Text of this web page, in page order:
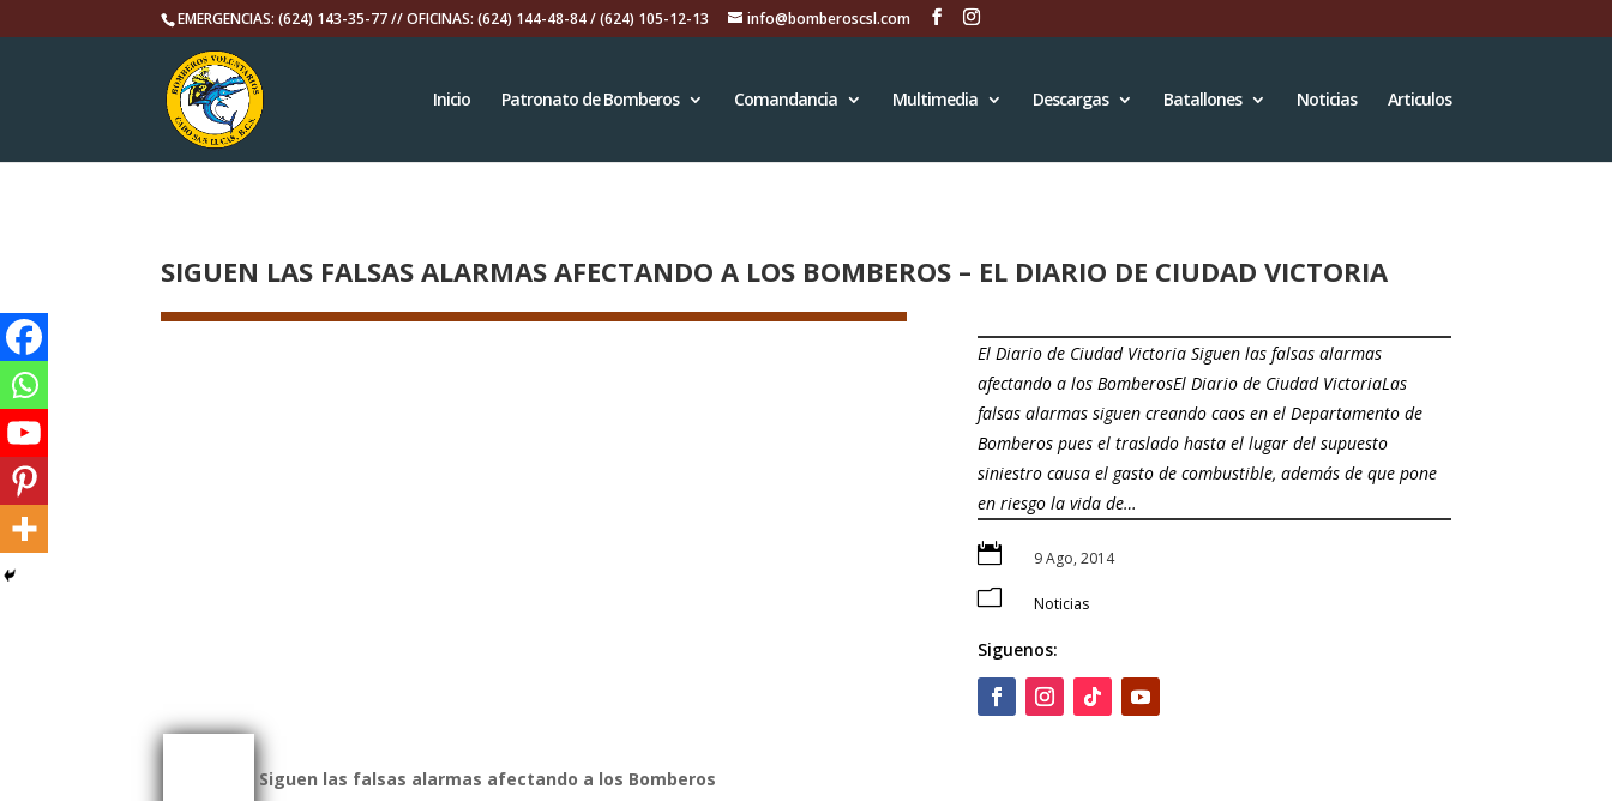
EMERGENCIAS: (624) 143-35-77 // OFICINAS: (624) 144-48-84 / (624) 105-12-13 info@bomberoscsl.com
Inicio Patronato de Bomberos Comandancia Multimedia Descargas Batallones Noticias Articulos
SIGUEN LAS FALSAS ALARMAS AFECTANDO A LOS BOMBEROS – EL DIARIO DE CIUDAD VICTORIA
El Diario de Ciudad Victoria Siguen las falsas alarmas
afectando a los BomberosEl Diario de Ciudad VictoriaLas
falsas alarmas siguen creando caos en el Departamento de
Bomberos pues el traslado hasta el lugar del supuesto
siniestro causa el gasto de combustible, además de que pone
en riesgo la vida de…
 9 Ago, 2014
m Noticias
Siguenos:
Siguen las falsas alarmas afectando a los Bomberos